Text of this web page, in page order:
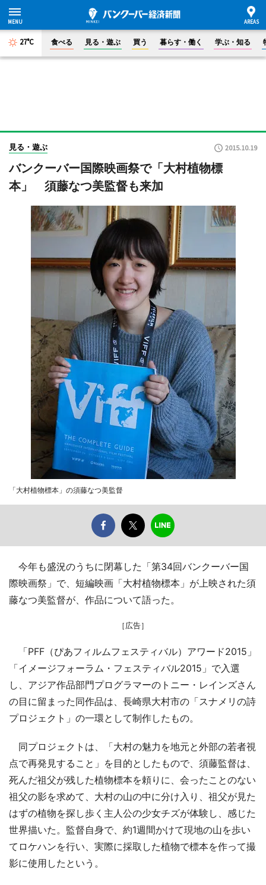
27°C 食べる 見る・遊ぶ 買う 暮らす・働く 学ぶ・知る
見る・遊ぶ 2015.10.19
バンクーバー国際映画祭で「大村植物標
本」 須藤なつ美監督も来加
「大村植物標本」の須藤なつ美監督
今年も盛況のうちに閉幕した「第34回バンクーバー国
際映画祭」で、短編映画「大村植物標本」が上映された須
藤なつ美監督が、作品について語った。
［広告］
「PFF（ぴあフィルムフェスティバル）アワード2015」
「イメージフォーラム・フェスティバル2015」で入選
し、アジア作品部門プログラマーのトニー・レインズさん
の目に留まった同作品は、長崎県大村市の「スナメリの詩
プロジェクト」の一環として制作したもの。
同プロジェクトは、「大村の魅力を地元と外部の若者視
点で再発見すること」を目的としたもので、須藤監督は、
死んだ祖父が残した植物標本を頼りに、会ったことのない
祖父の影を求めて、大村の山の中に分け入り、祖父が見た
はずの植物を探し歩く主人公の少女チズが体験し、感じた
世界描いた。監督自身で、約1週間かけて現地の山を歩い
てロケハンを行い、実際に採取した植物で標本を作って撮
影に使用したという。